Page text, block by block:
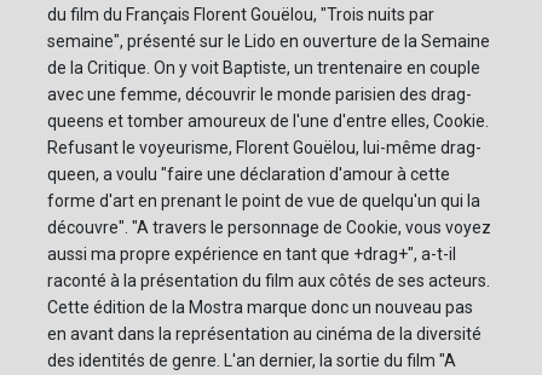
du film du Français Florent Gouëlou, "Trois nuits par
semaine", présenté sur le Lido en ouverture de la Semaine
de la Critique. On y voit Baptiste, un trentenaire en couple
avec une femme, découvrir le monde parisien des drag-
queens et tomber amoureux de l'une d'entre elles, Cookie.
Refusant le voyeurisme, Florent Gouëlou, lui-même drag-
queen, a voulu "faire une déclaration d'amour à cette
forme d'art en prenant le point de vue de quelqu'un qui la
découvre". "A travers le personnage de Cookie, vous voyez
aussi ma propre expérience en tant que +drag+", a-t-il
raconté à la présentation du film aux côtés de ses acteurs.
Cette édition de la Mostra marque donc un nouveau pas
en avant dans la représentation au cinéma de la diversité
des identités de genre. L'an dernier, la sortie du film "A